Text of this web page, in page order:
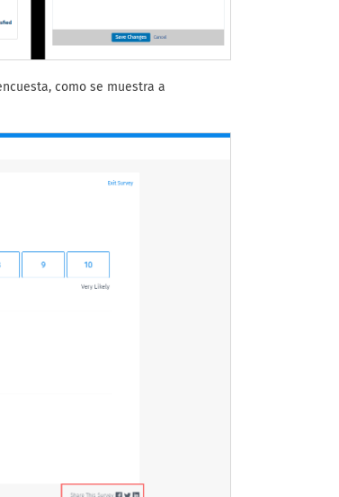
como se muestra a